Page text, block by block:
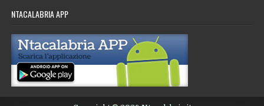
NTACALABRIA APP